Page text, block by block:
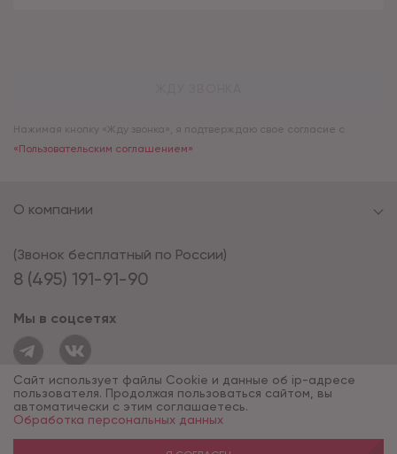
Нажимая кнопку «Жду звонка», я подтверждаю свое согласие с
«Пользовательским соглашением»
8 (495) 191-91-90
(Звонок бесплатный по России)
Мы в соцсетях
О компании
© 1994 - 2026*, «ОПУС ТД»
Сайт использует файлы Cookie и данные об ip-адресе
пользователя. Продолжая пользоваться сайтом, вы
автоматически с этим соглашаетесь.
Обработка персональных данных